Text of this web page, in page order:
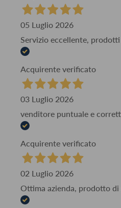
05 Luglio 2026
Servizio eccellente,
Acquirente verificato
03 Luglio 2026
venditore puntuale e
Acquirente verificato
02 Luglio 2026
Ottima azienda, prodotto